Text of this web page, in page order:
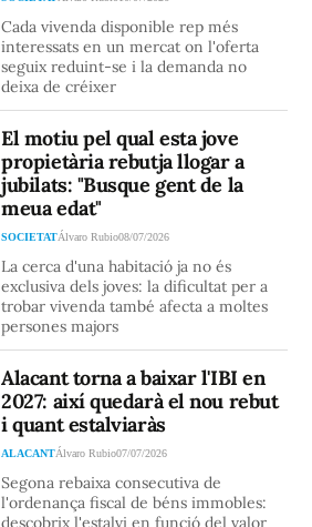
Cada vivenda disponible rep més
interessats en un mercat on l'oferta
seguix reduint-se i la demanda no
deixa de créixer
El motiu pel qual esta jove
propietària rebutja llogar a
jubilats: "Busque gent de la
meua edat"
SOCIETATÁlvaro Rubio08/07/2026
La cerca d'una habitació ja no és
exclusiva dels joves: la dificultat per a
trobar vivenda també afecta a moltes
persones majors
Alacant torna a baixar l'IBI en
2027: així quedarà el nou rebut
i quant estalviaràs
ALACANTÁlvaro Rubio07/07/2026
Segona rebaixa consecutiva de
l'ordenança fiscal de béns immobles:
descobrix l'estalvi en funció del valor